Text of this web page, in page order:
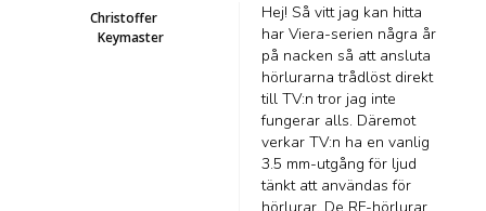
Christoffer
Keymaster
Hej! Så vitt jag kan hitta
har Viera-serien några år
på nacken så att ansluta
hörlurarna trådlöst direkt
till TV:n tror jag inte
fungerar alls. Däremot
verkar TV:n ha en vanlig
3.5 mm-utgång för ljud
tänkt att användas för
hörlurar. De RF-hörlurar